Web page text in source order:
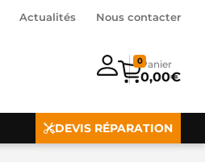
Actualités Nous contacter
0,00€
0
DEVIS RÉPARATION